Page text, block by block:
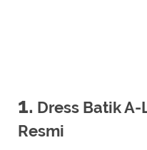
1. Dress Batik
Resmi